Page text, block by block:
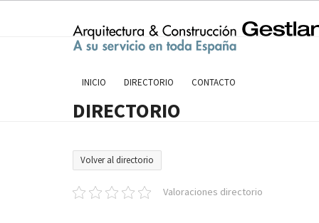
INICIO DIRECTORIO CONTACTO
DIRECTORIO
Volver al directorio
Valoraciones directorio